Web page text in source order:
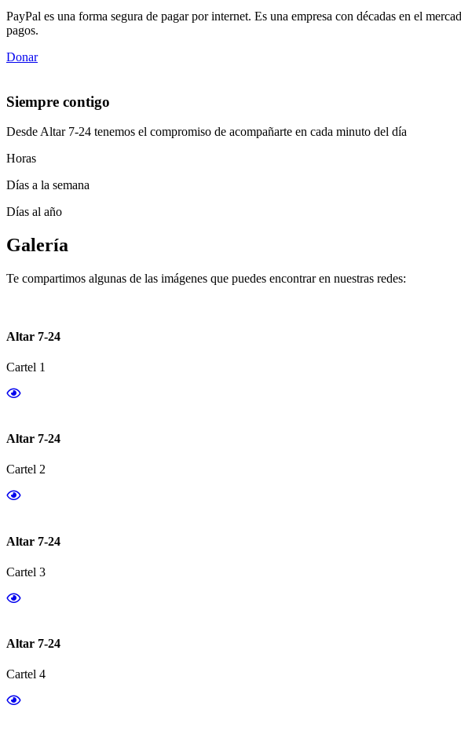
PayPal es una forma segura de pagar por internet. Es una empresa con décadas en el
pagos.
Donar
Siempre contigo
Desde Altar 7-24 tenemos el compromiso de acompañarte en cada minuto del día
Horas
Días a la semana
Días al año
Galería
Te compartimos algunas de las imágenes que puedes encontrar en nuestras redes:
Altar 7-24
Cartel 1
Altar 7-24
Cartel 2
Altar 7-24
Cartel 3
Altar 7-24
Cartel 4